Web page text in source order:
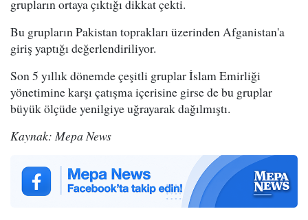
grupların ortaya çıktığı dikkat çekti.
Bu grupların Pakistan toprakları üzerinden Afganistan'a
giriş yaptığı değerlendiriliyor.
Son 5 yıllık dönemde çeşitli gruplar İslam Emirliği
yönetimine karşı çatışma içerisine girse de bu gruplar
büyük ölçüde yenilgiye uğrayarak dağılmıştı.
Kaynak: Mepa News